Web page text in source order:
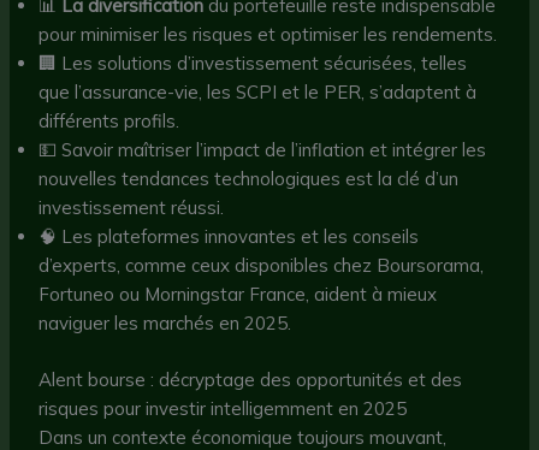
📊 La diversification du portefeuille reste indispensable
pour minimiser les risques et optimiser les rendements.
🏢 Les solutions d’investissement sécurisées, telles
que l’assurance-vie, les SCPI et le PER, s’adaptent à
différents profils.
💵 Savoir maîtriser l’impact de l’inflation et intégrer les
nouvelles tendances technologiques est la clé d’un
investissement réussi.
🧠 Les plateformes innovantes et les conseils
d’experts, comme ceux disponibles chez Boursorama,
Fortuneo ou Morningstar France, aident à mieux
naviguer les marchés en 2025.
Alent bourse : décryptage des opportunités et des
risques pour investir intelligemment en 2025
Dans un contexte économique toujours mouvant,